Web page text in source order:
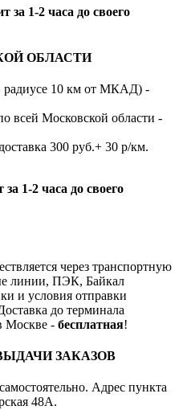
за 1-2 часа до своего
ОБЛАСТИ
радиусе 10 км от МКАД) -
всей Московской области -
300 руб.+ 30 р/км.
1-2 часа до своего
через транспортную
линии, ПЭК, Байкал
и условия отправки
до терминала
Москве - бесплатная!
ЗАКАЗОВ
Адрес пункта
48А.